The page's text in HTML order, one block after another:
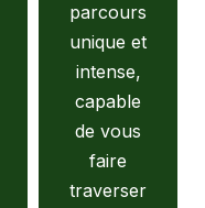
parcours
unique et
intense,
capable
de vous
faire
traverser